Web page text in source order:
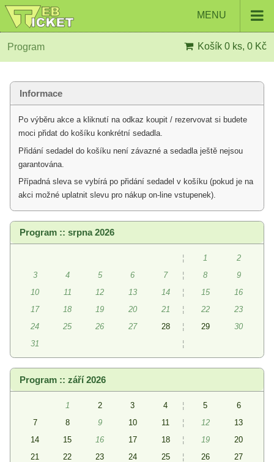
MENU
Program Košík 0 ks, 0 Kč
Informace
Po výběru akce a kliknutí na odkaz koupit / rezervovat si budete
moci přidat do košíku konkrétní sedadla.
Přidání sedadel do košíku není závazné a sedadla ještě nejsou
garantována.
Případná sleva se vybírá po přidání sedadel v košíku (pokud je na
akci možné uplatnit slevu pro nákup on-line vstupenek).
Program :: srpna 2026
¦ 1
2
3
4 5 6 7 ¦ 8
9
10
11 12 13 14 ¦ 15
16
17
18 19 20 21 ¦ 22
23
24
25 26 27 28 ¦ 29
30
31
¦
Program :: září 2026
1 2 3 4 ¦ 5
6
7
8 9 10 11 ¦ 12
13
14
15 16 17 18 ¦ 19
20
21
22 23 24 25 ¦ 26
27